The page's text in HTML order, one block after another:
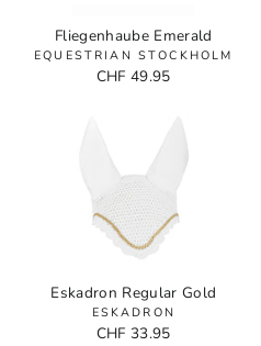
Fliegenhaube Emerald
EQUESTRIAN STOCKHOLM
CHF 49.95
Eskadron Regular Gold
ESKADRON
CHF 33.95